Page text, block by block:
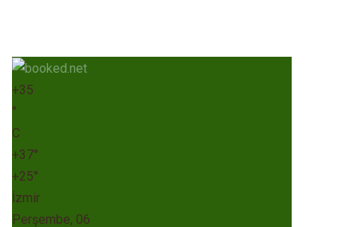
+35
°
C
+37°
+25°
İzmir
Perşembe, 06